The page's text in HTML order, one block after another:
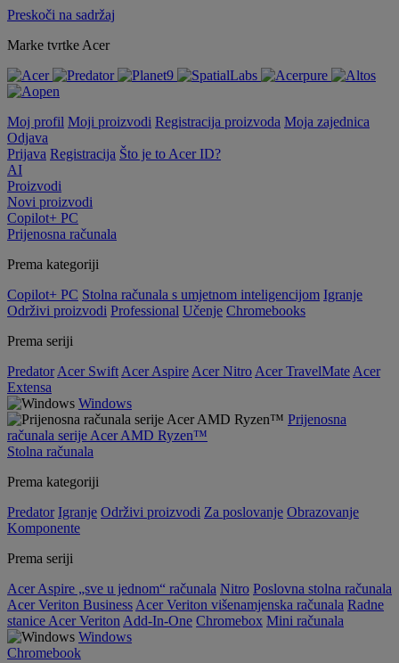
Preskoči na sadržaj
Marke tvrtke Acer
Moj profil Moji proizvodi Registracija proizvoda Moja zajednica
Odjava
Prijava Registracija Što je to Acer ID?
AI
Proizvodi
Novi proizvodi
Copilot+ PC
Prijenosna računala
Prema kategoriji
Copilot+ PC Stolna računala s umjetnom inteligencijom Igranje
Održivi proizvodi Professional Učenje Chromebooks
Prema seriji
Predator Acer Swift Acer Aspire Acer Nitro Acer TravelMate Acer
Extensa
Windows
Prijenosna
računala serije Acer AMD Ryzen™
Stolna računala
Prema kategoriji
Predator Igranje Održivi proizvodi Za poslovanje Obrazovanje
Komponente
Prema seriji
Acer Aspire „sve u jednom“ računala Nitro Poslovna stolna računala
Acer Veriton Business Acer Veriton višenamjenska računala Radne
stanice Acer Veriton Add-In-One Chromebox Mini računala
Windows
Chromebook